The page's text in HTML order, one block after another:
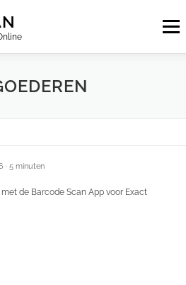
Menu
FAQ BLOG
· 5 minuten
de Barcode Scan App voor Exact